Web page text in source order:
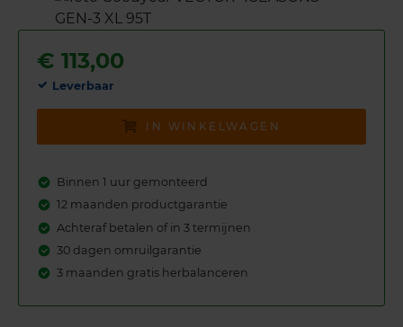
€ 113,00
Leverbaar
IN WINKELWAGEN
Binnen 1 uur gemonteerd
12 maanden productgarantie
Achteraf betalen of in 3 termijnen
30 dagen omruilgarantie
3 maanden gratis herbalanceren